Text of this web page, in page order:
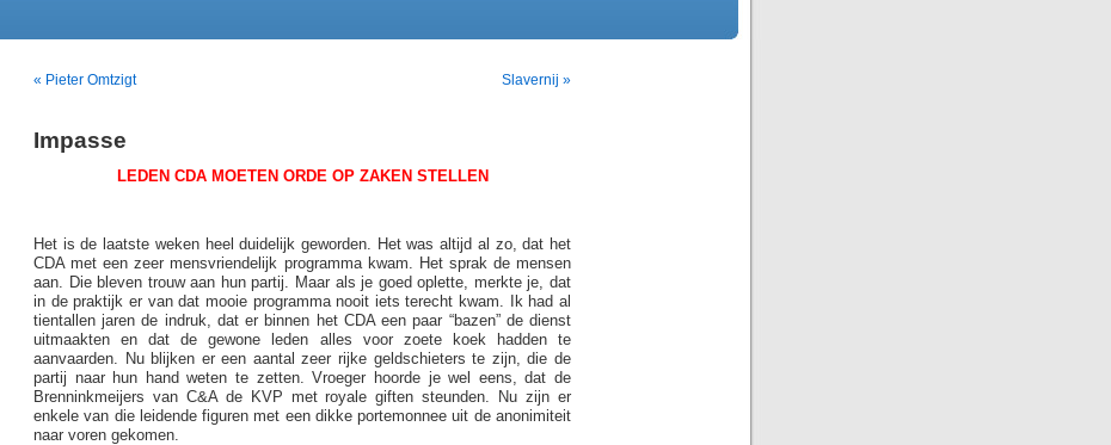
« Pieter Omtzigt Slavernij »
Impasse
LEDEN CDA MOETEN ORDE OP ZAKEN STELLEN
Het is de laatste weken heel duidelijk geworden. Het was altijd al zo, dat het
CDA met een zeer mensvriendelijk programma kwam. Het sprak de mensen
aan. Die bleven trouw aan hun partij. Maar als je goed oplette, merkte je, dat
in de praktijk er van dat mooie programma nooit iets terecht kwam. Ik had al
tientallen jaren de indruk, dat er binnen het CDA een paar “bazen” de dienst
uitmaakten en dat de gewone leden alles voor zoete koek hadden te
aanvaarden. Nu blijken er een aantal zeer rijke geldschieters te zijn, die de
partij naar hun hand weten te zetten. Vroeger hoorde je wel eens, dat de
Brenninkmeijers van C&A de KVP met royale giften steunden. Nu zijn er
enkele van die leidende figuren met een dikke portemonnee uit de anonimiteit
naar voren gekomen.